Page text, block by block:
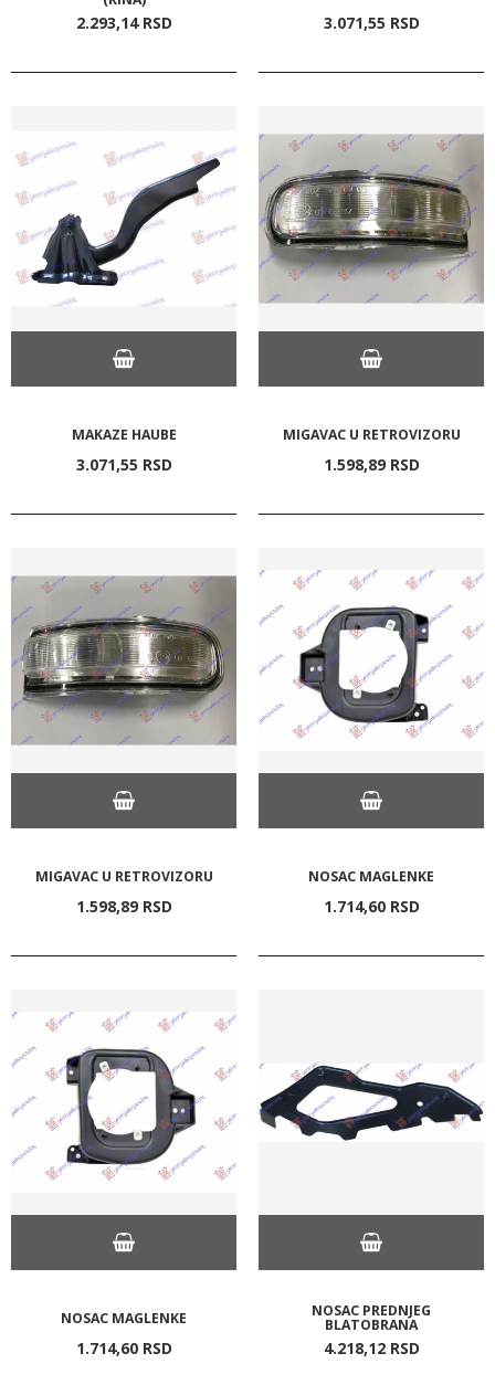
2.293,14 RSD 3.071,55 RSD
MAKAZE HAUBE
3.071,55 RSD
MIGAVAC U RETROVIZORU
1.598,89 RSD
MIGAVAC U RETROVIZORU
1.598,89 RSD
NOSAC MAGLENKE
1.714,60 RSD
NOSAC MAGLENKE
1.714,60 RSD
NOSAC PREDNJEG
BLATOBRANA
4.218,12 RSD